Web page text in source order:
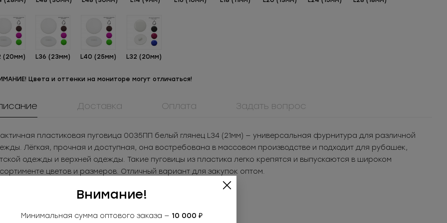
(20мм) L36 (23мм) L40 (25мм) L32 (20мм)
Цвета и оттенки на мониторе могут отличаться!
Доставка Оплата Задать вопрос
пластиковая пуговица 0035ПП белый глянец L34 (21мм) — универсальная фурнитура для различной
Лёгкая, прочная и доступная, она востребована в массовом производстве и подходит для рубашек,
одежды и верхней одежды. Такие пуговицы из пластика легко крепятся и выпускаются в широком
цветов и размеров. Отличный вариант для закупок оптом.
Внимание!
Минимальная сумма оптового заказа — 10 000 ₽